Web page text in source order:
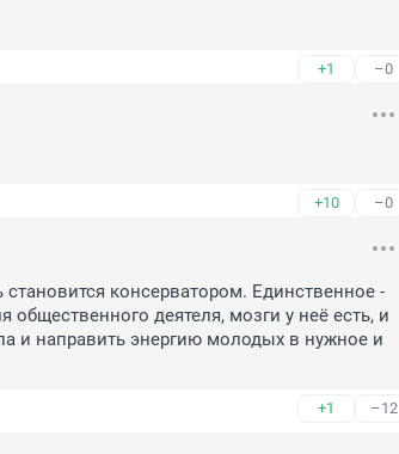
+1 –0
+10 –0
консерватором. Единственное -
деятеля, мозги у неё есть, и
и направить энергию молодых в нужное и
+1 –12